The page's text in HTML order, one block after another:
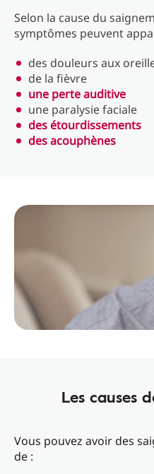
Selon la cause du
symptômes peuvent
des douleurs aux
de la fièvre
une perte auditive
une paralysie faciale
des étourdissements
des acouphènes
Les causes
Vous pouvez avoir des
de :